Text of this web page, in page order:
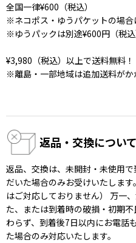
全国一律¥600（税込）
※ネコポス・ゆうパケットの場合
※ゆうパックは別途¥600円（税込
¥3,980（税込）以上で送料無料！
※離島・一部地域は追加送料がか
返品・交換について
返品、交換は、未開封・未使用
だいた場合のみお受けいたしま
はご対応しておりません） 万一
た、または到着時の破損・初期
わらず、到着後7日以内にお電話
た場合のみ対応いたします。